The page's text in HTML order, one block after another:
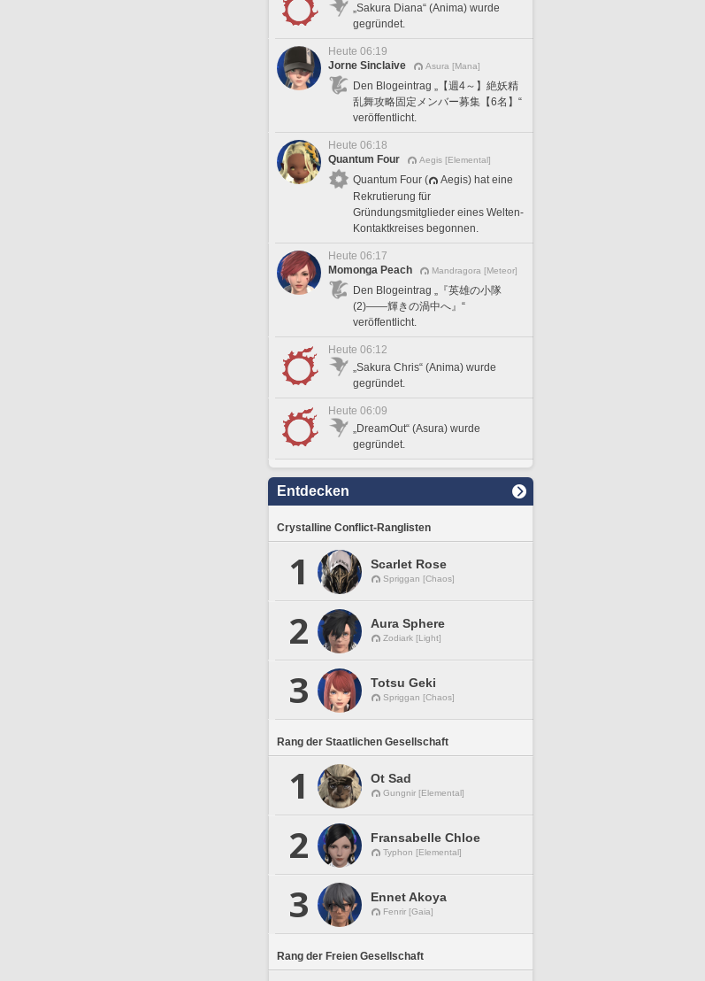
„Sakura Diana“ (Anima) wurde
gegründet.
Heute 06:19
Jorne Sinclaive
Asura [Mana]
Den Blogeintrag „【週4～】絶妖精
乱舞攻略固定メンバー募集【6名】“
veröffentlicht.
Heute 06:18
Quantum Four
Aegis [Elemental]
Quantum Four (
Aegis) hat eine
Rekrutierung für
Gründungsmitglieder eines Welten-
Kontaktkreises begonnen.
Heute 06:17
Momonga Peach
Mandragora [Meteor]
Den Blogeintrag „『英雄の小隊
(2)――輝きの渦中へ』“
veröffentlicht.
Heute 06:12
„Sakura Chris“ (Anima) wurde
gegründet.
Heute 06:09
„DreamOut“ (Asura) wurde
gegründet.
Entdecken
Crystalline Conflict-Ranglisten
1 Scarlet Rose
Spriggan [Chaos]
2 Aura Sphere
Zodiark [Light]
3 Totsu Geki
Spriggan [Chaos]
Rang der Staatlichen Gesellschaft
1 Ot Sad
Gungnir [Elemental]
2 Fransabelle Chloe
Typhon [Elemental]
3 Ennet Akoya
Fenrir [Gaia]
Rang der Freien Gesellschaft